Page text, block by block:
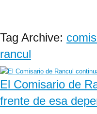
Tag Archive:
rancul
El Comisario de
frente de esa